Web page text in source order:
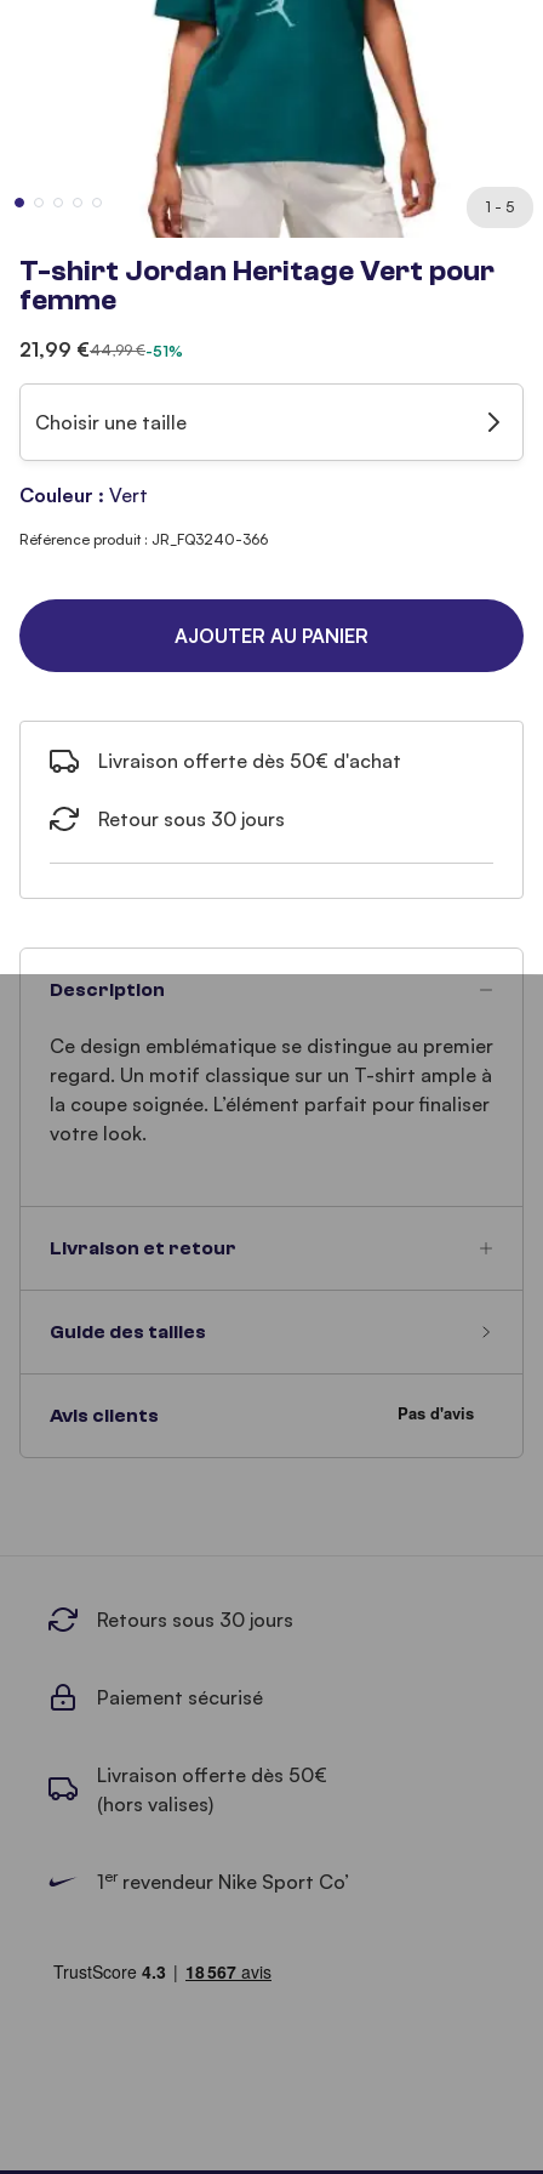
1 - 5
T-shirt Jordan Heritage Vert pour
femme
21,99 €44,99 €-51%
Choisir une taille
Couleur : Vert
Référence produit : JR_FQ3240-366
AJOUTER AU PANIER
Livraison offerte dès 50€ d'achat
Retour sous 30 jours
Description
Ce design emblématique se distingue au premier
regard. Un motif classique sur un T-shirt ample à
la coupe soignée. L’élément parfait pour finaliser
votre look.
Livraison et retour
Guide des tailles
Avis clients
Retours sous 30 jours
Paiement sécurisé
Livraison offerte dès 50€
(hors valises)
1errevendeur Nike Sport Co’